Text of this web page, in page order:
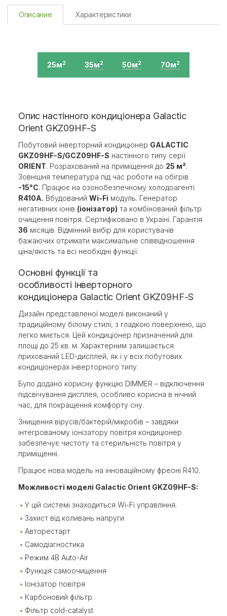
Описание Характеристики
25м2 35м2 50м2 70м2
Опис настінного кондиціонера Galactic
Orient GKZ09HF-S
Побутовий інверторний кондиціонер GALACTIC
GKZ09HF-S/GCZ09HF-S настінного типу серії
ORIENT. Розрахований на приміщення до 25 м².
Зовнішня температура під час роботи на обігрів
-15°С. Працює на озонобезпечному холодоагенті
R410A. Вбудований Wi-Fi модуль. Генератор
негативних іонів (іонізатор) та комбінований фільтр
очищення повітря. Сертифіковано в Україні. Гарантія
36 місяців. Відмінний вибір для користувачів
бажаючих отримати максимальне співвідношення
ціна/якість та всі необхідні функції.
Основні функції та
особливості інверторного
кондиціонера Galactic Orient GKZ09HF-S
Дизайн представленої моделі виконаний у
традиційному білому стилі, з гладкою поверхнею, що
легко миється. Цей кондиціонер призначений для
площі до 25 кв. м. Характерним залишається
прихований LED-дисплей, як і у всіх побутових
кондиціонерах інверторного типу.
Було додано корисну функцію DIMMER – відключення
підсвічування дисплея, особливо корисна в нічний
час, для покращення комфорту сну.
Знищення вірусів/бактерій/мікробів – завдяки
інтегрованому іонізатору повітря кондиціонер
забезпечує чистоту та стерильність повітря у
приміщенні.
Працює нова модель на інноваційному фреоні R410.
Можливості моделі Galactic Orient GKZ09HF-S:
У цій системі знаходиться Wi-Fi управління.
Захист від коливань напруги
Авторестарт
Самодіагностика
Режим 4В Auto-Air
Функція самоочищення
Іонізатор повітря
Карбоновий фільтр
Фільтр cold-catalyst